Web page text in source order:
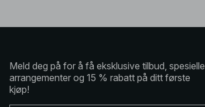
Meld deg på for å få eksklusive tilbud, spesielle
arrangementer og 15 % rabatt på ditt første
kjøp!